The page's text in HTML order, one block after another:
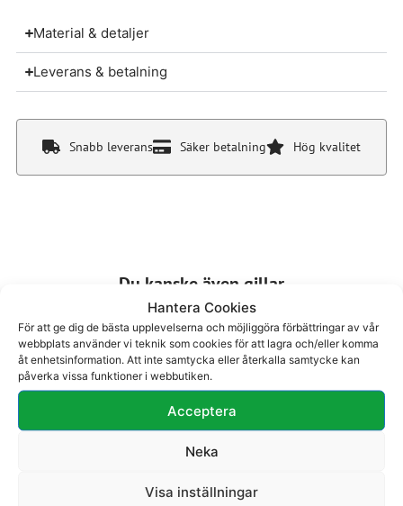
Hantera Cookies
För att ge dig de bästa upplevelserna och möjliggöra förbättringar av vår
webbplats använder vi teknik som cookies för att lagra och/eller komma
åt enhetsinformation. Att inte samtycka eller återkalla samtycke kan
påverka vissa funktioner i webbutiken.
Acceptera
Neka
Visa inställningar
Material & detaljer
Leverans & betalning
Snabb leverans Säker betalning Hög kvalitet
Du kanske även gillar
Promenadsko 27-
Promenadsko 27-